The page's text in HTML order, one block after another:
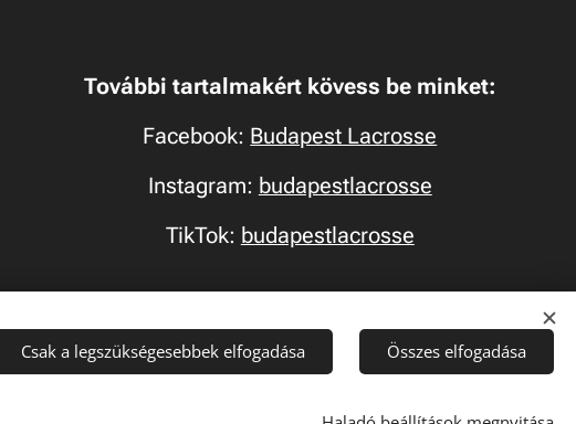
További tartalmakért kövess be minket:
Facebook: Budapest Lacrosse
Instagram: budapestlacrosse
TikTok: budapestlacrosse
Csak a legszükségesebbek elfogadása Összes elfogadása